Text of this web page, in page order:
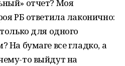
отчет? Моя
РБ ответила лаконично:
для одного
На бумаге все гладко, а
то выйдут на